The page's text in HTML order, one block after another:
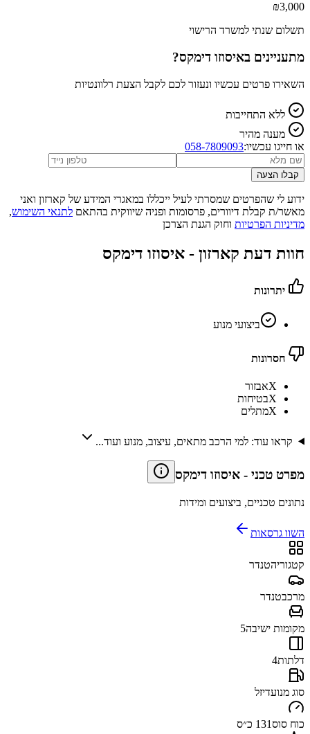
₪3,000
תשלום שנתי למשרד הרישוי
מתעניינים באיסוזו דימקס?
השאירו פרטים עכשיו ונעזור לכם לקבל הצעת רלוונטיות
ללא התחייבות
מענה מהיר
או חייגו עכשיו:058-7809093
קבלו הצעה
ידוע לי שהפרטים שמסרתי לעיל ייכללו במאגרי המידע של קארזון ואני
מאשר/ת קבלת דיוורים, פרסומות ופניה שיווקית בהתאם לתנאי השימוש,
מדיניות הפרטיות וחוק הגנת הצרכן
חוות דעת קארזון - איסוזו דימקס
יתרונות
ביצועי מנוע
חסרונות
Xאבזור
Xבטיחות
Xמתלים
קראו עוד: למי הרכב מתאים, עיצוב, מנוע ועוד...
מפרט טכני - איסוזו דימקס
נתונים טכניים, ביצועים ומידות
השוו גרסאות
קטגוריהטנדר
מרכבטנדר
מקומות ישיבה5
דלתות4
סוג מנועדיזל
כוח סוס131 כ״ס